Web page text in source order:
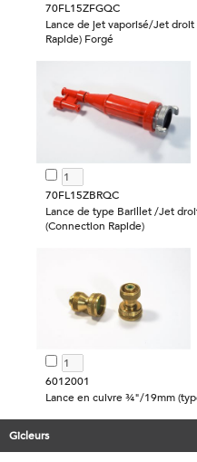
70FL15ZFGQC
Lance de jet vaporisé/Jet
Rapide) Forgé
70FL15ZBRQC
Lance de type Barillet /Jet
(Connection Rapide)
6012001
Lance en cuivre ¾"/19mm
Gicleurs